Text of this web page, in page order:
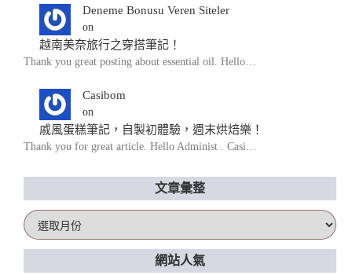
Deneme Bonusu Veren Siteler
on
越南美奈旅行之穿搭筆記！
Thank you great posting about essential oil. Hello…
Casibom
on
戚風蛋糕筆記，自製初體驗，週末烘焙樂！
Thank you for great article. Hello Administ . Casi…
文章彙整
文
章
彙
網站人氣